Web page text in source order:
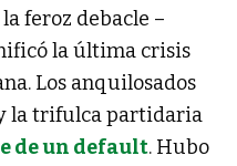
feroz debacle –
la última crisis
Los anquilosados
la trifulca partidaria
de un default. Hubo